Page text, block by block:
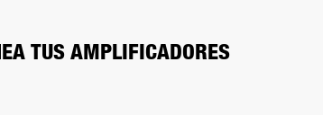
TUS AMPLIFICADORES